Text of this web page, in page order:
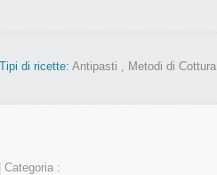
Tipi di ricette: Antipasti , Metodi di Cottura
Categoria :